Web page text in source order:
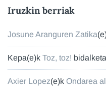
Iruzkin berriak
Josune Aranguren Zatika
Kepa(e)k Toz, toz!
Axier Lopez(e)k Ondarea